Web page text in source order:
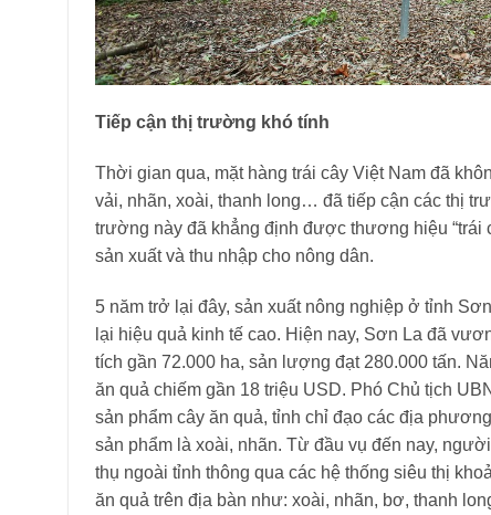
Tiếp cận thị trường khó tính
Thời gian qua, mặt hàng trái cây Việt Nam đã
vải, nhãn, xoài, thanh long… đã tiếp cận các thị
trường này đã khẳng định được thương hiệu “trái
sản xuất và thu nhập cho nông dân.
5 năm trở lại đây, sản xuất nông nghiệp ở tỉnh
lại hiệu quả kinh tế cao. Hiện nay, Sơn La đã
tích gần 72.000 ha, sản lượng đạt 280.000 tấn.
ăn quả chiếm gần 18 triệu USD. Phó Chủ tịch
sản phẩm cây ăn quả, tỉnh chỉ đạo các địa
sản phẩm là xoài, nhãn. Từ đầu vụ đến nay,
thụ ngoài tỉnh thông qua các hệ thống siêu thị
ăn quả trên địa bàn như: xoài, nhãn, bơ, thanh